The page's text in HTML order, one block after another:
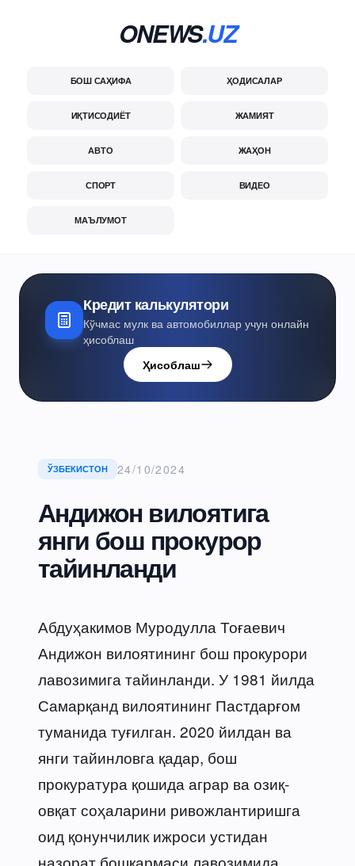
ONEWS.UZ
БОШ САҲИФА ҲОДИСАЛАР
ИҚТИСОДИЁТ ЖАМИЯТ
АВТО ЖАҲОН
СПОРТ ВИДЕО
МАЪЛУМОТ
Кредит калькулятори
Кўчмас мулк ва автомобиллар учун онлайн
ҳисоблаш
Ҳисоблаш
ЎЗБЕКИСТОН 24/10/2024
Андижон вилоятига
янги бош прокурор
тайинланди
Абдуҳакимов Муродулла Тоғаевич
Андижон вилоятининг бош прокурори
лавозимига тайинланди. У 1981 йилда
Самарқанд вилоятининг Пастдарғом
туманида туғилган. 2020 йилдан ва
янги тайинловга қадар, бош
прокуратура қошида аграр ва озиқ-
овқат соҳаларини ривожлантиришга
оид қонунчилик ижроси устидан
назорат бошқармаси лавозимида